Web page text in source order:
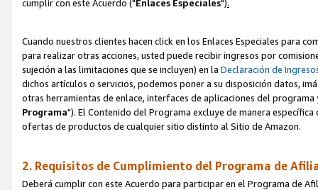
cumplir con este Acuerdo ("Enlaces Especiales").
Cuando nuestros clientes hacen click en los Enlaces Especiales para
para realizar otras acciones, usted puede recibir ingresos por
sujeción a las limitaciones que se incluyen) en la Declaración de
dichos artículos o servicios, podemos poner a su disposición datos,
otras herramientas de enlace, interfaces de aplicaciones del
Programa"). El Contenido del Programa excluye de manera
ofertas de productos de cualquier sitio distinto al Sitio de Amazon.
2. Requisitos de Cumplimiento del Programa de
Deberá cumplir con este Acuerdo para participar en el Programa de